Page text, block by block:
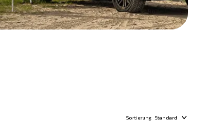
Sortierung: Standard